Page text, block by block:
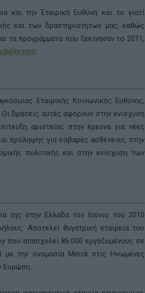
και την Εταιρική Ευθύνη και το γιατί
και των δραστηριοτήτων μας, καθώς
τα προγράμματα που ξεκίνησαν το 2011,
.
Εταιρικής Κοινωνικής Ευθύνης,
δράσεις αυτές αφορούν στην ενίσχυση
αριστείας στην έρευνα για νέες
πρόληψης για σοβαρές ασθένειες, στην
πολιτικής και στην ενίσχυση των
της στην Ελλάδα τον Ιούνιο του 2010
Αποτελεί θυγατρική εταιρεία του
που απασχολεί 86.000 εργαζομένους σε
την ονομασία Merck στις Ηνωμένες
Ευρώπη.